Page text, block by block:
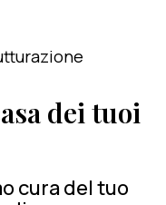
dei tuoi
cura del tuo